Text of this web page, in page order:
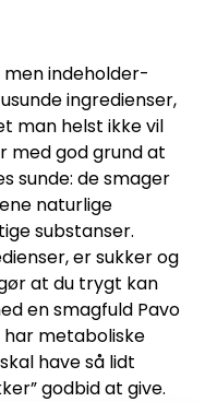
indeholder-
ingredienser,
man helst ikke vil
med god grund at
sunde: de smager
naturlige
substanser.
er sukker og
at du trygt kan
en smagfuld Pavo
har metaboliske
have så lidt
godbid at give.